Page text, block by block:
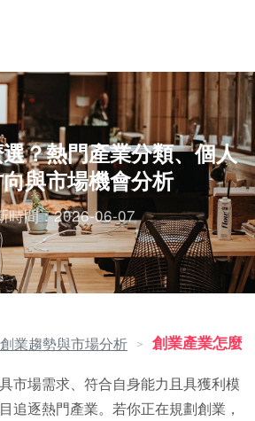
？熱門產業分類、個人
與市場機會分析
時間：2026-06-07
創業趨勢與市場分析 ＞ 創業產業怎麼
市場需求、符合自身能力且具獲利模
追逐熱門產業。若你正在規劃創業，